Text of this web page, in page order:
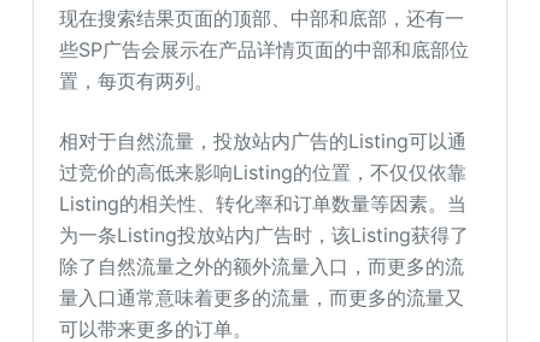
现在搜索结果页面的顶部、中部和底部，还有一
些SP广告会展示在产品详情页面的中部和底部位
置，每页有两列。
相对于自然流量，投放站内广告的Listing可以通
过竞价的高低来影响Listing的位置，不仅仅依靠
Listing的相关性、转化率和订单数量等因素。当
为一条Listing投放站内广告时，该Listing获得了
除了自然流量之外的额外流量入口，而更多的流
量入口通常意味着更多的流量，而更多的流量又
可以带来更多的订单。